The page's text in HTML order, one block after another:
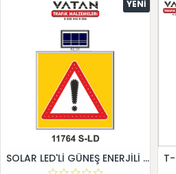
YENI
SOLAR LED'Lİ GÜNEŞ ENERJİLİ LEVHA